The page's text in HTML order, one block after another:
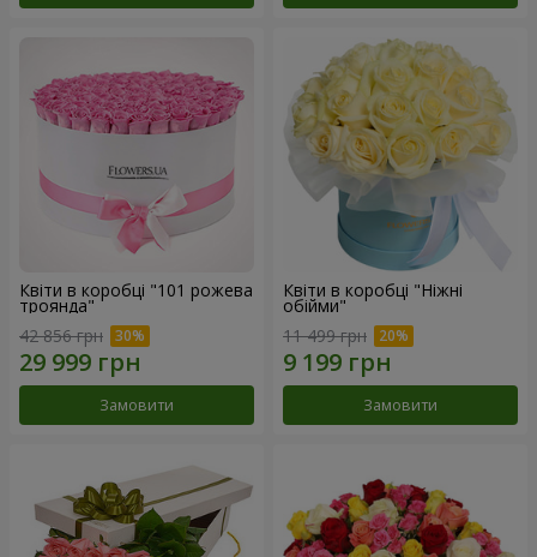
Квіти в коробці "101 рожева
троянда"
42 856 грн
Замовити
Квіти в коробці "Ніжні
обійми"
11 499 грн
Замовити